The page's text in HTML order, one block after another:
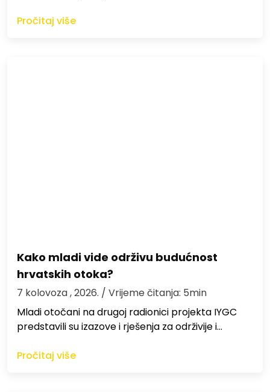
Pročitaj više
Kako mladi vide održivu budućnost
hrvatskih otoka?
7 kolovoza , 2026. / Vrijeme čitanja: 5min
Mladi otočani na drugoj radionici projekta IYGC
predstavili su izazove i rješenja za održivije i…
Pročitaj više